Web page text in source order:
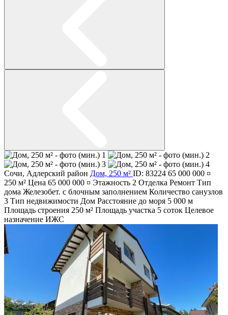
Сочи, Адлерский район Дом, 250 м² ID: 83224 65 000 000 ¤
250 м² Цена 65 000 000 ¤ Этажность 2 Отделка Ремонт Тип
дома Железобет. с блочным заполнением Количество санузлов
3 Тип недвижимости Дом Расстояние до моря 5 000 м
Площадь строения 250 м² Площадь участка 5 соток Целевое
назначение ИЖС